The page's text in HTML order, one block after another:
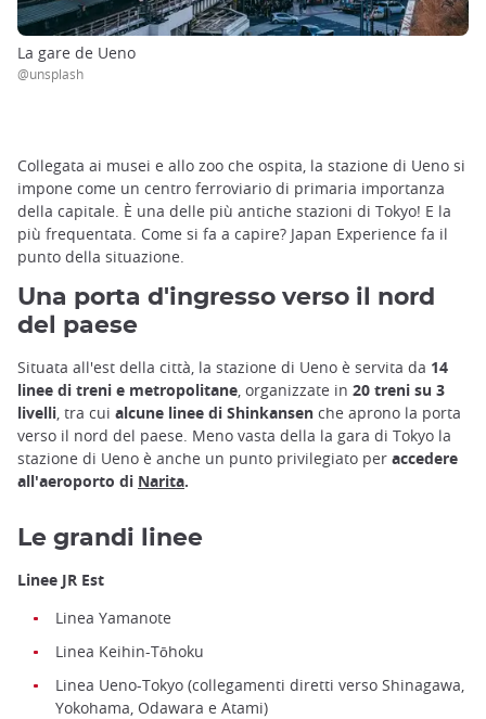
La gare de Ueno
@unsplash
Collegata ai musei e allo zoo che ospita, la stazione di Ueno si
impone come un centro ferroviario di primaria importanza
della capitale. È una delle più antiche stazioni di Tokyo! E la
più frequentata. Come si fa a capire? Japan Experience fa il
punto della situazione.
Una porta d'ingresso verso il nord
del paese
Situata all'est della città, la stazione di Ueno è servita da 14
linee di treni e metropolitane , organizzate in 20 treni su 3
livelli , tra cui alcune linee di Shinkansen che aprono la porta
verso il nord del paese. Meno vasta della la gara di Tokyo la
stazione di Ueno è anche un punto privilegiato per accedere
all'aeroporto di Narita.
Le grandi linee
Linee JR Est
Linea Yamanote
Linea Keihin-Tōhoku
Linea Ueno-Tokyo (collegamenti diretti verso Shinagawa,
Yokohama, Odawara e Atami)